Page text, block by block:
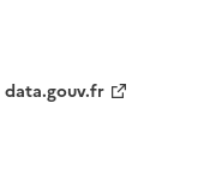
data.gouv.fr